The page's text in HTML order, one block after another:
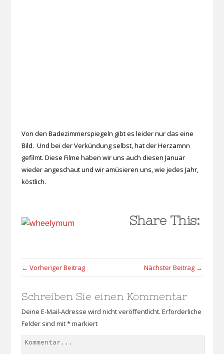
Von den Badezimmerspiegeln gibt es leider nur das eine
Bild. Und bei der Verkündung selbst, hat der Herzamnn
gefilmt. Diese Filme haben wir uns auch diesen Januar
wieder angeschaut und wir amüsieren uns, wie jedes Jahr,
köstlich.
Share This:
← Vorheriger Beitrag Nächster Beitrag →
Schreiben Sie einen Kommentar
Deine E-Mail-Adresse wird nicht veröffentlicht. Erforderliche
Felder sind mit*markiert